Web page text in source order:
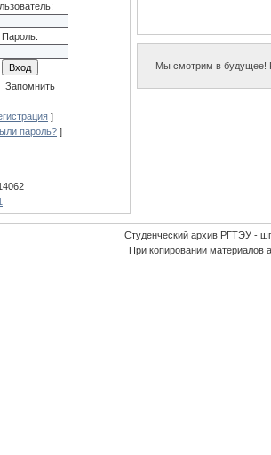
Пароль:
Запомнить
]
пароль? ]
Мы смотрим в будущее!
Студенческий архив РГТЭУ -
При копировании материалов